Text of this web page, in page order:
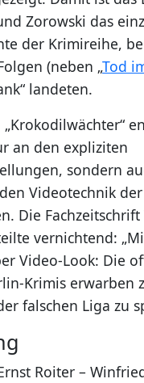
Zorowski das
der Krimireihe,
(neben „Tod
landeten.
an den expliziten
sondern
Videotechnik der
Die Fachzeitschrift
vernichtend:
Video-Look: Die
Krimis erwarben
falschen Liga zu
Roiter –